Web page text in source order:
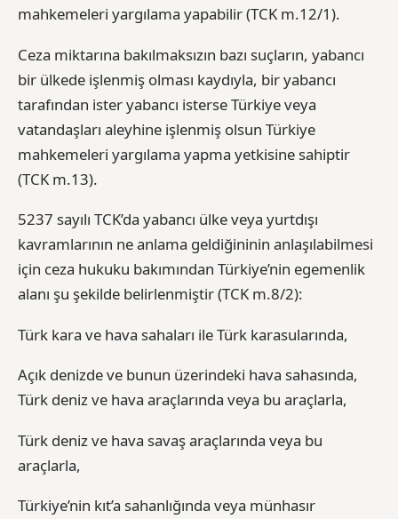
mahkemeleri yargılama yapabilir (TCK m.12/1).
Ceza miktarına bakılmaksızın bazı suçların, yabancı
bir ülkede işlenmiş olması kaydıyla, bir yabancı
tarafından ister yabancı isterse Türkiye veya
vatandaşları aleyhine işlenmiş olsun Türkiye
mahkemeleri yargılama yapma yetkisine sahiptir
(TCK m.13).
5237 sayılı TCK’da yabancı ülke veya yurtdışı
kavramlarının ne anlama geldiğininin anlaşılabilmesi
için ceza hukuku bakımından Türkiye’nin egemenlik
alanı şu şekilde belirlenmiştir (TCK m.8/2):
Türk kara ve hava sahaları ile Türk karasularında,
Açık denizde ve bunun üzerindeki hava sahasında,
Türk deniz ve hava araçlarında veya bu araçlarla,
Türk deniz ve hava savaş araçlarında veya bu
araçlarla,
Türkiye’nin kıt’a sahanlığında veya münhasır